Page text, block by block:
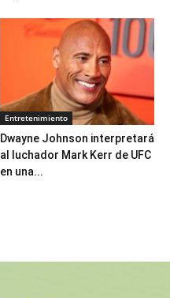
Entretenimiento
Dwayne Johnson interpretará
al luchador Mark Kerr de UFC
en una...